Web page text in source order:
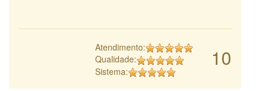
10
Atendimento:
Qualidade:
Sistema: